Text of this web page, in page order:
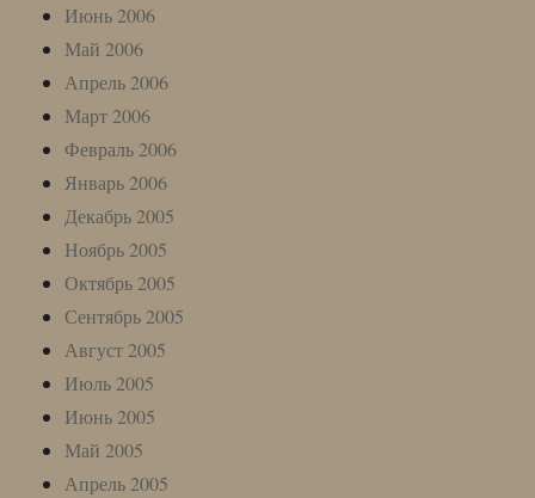
Июнь 2006
Май 2006
Апрель 2006
Март 2006
Февраль 2006
Январь 2006
Декабрь 2005
Ноябрь 2005
Октябрь 2005
Сентябрь 2005
Август 2005
Июль 2005
Июнь 2005
Май 2005
Апрель 2005